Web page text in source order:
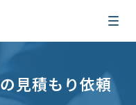
の見積もり依頼